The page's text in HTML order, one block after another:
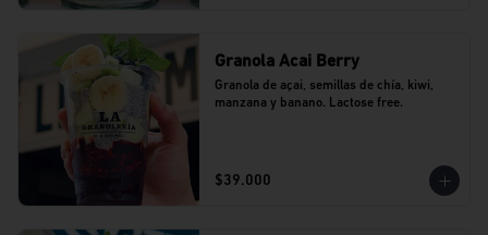
Granola Acai Berry
Granola de açai, semillas de chía, kiwi,
manzana y banano. Lactose free.
$39.000